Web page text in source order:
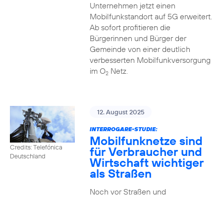
Unternehmen jetzt einen
Mobilfunkstandort auf 5G erweitert.
Ab sofort profitieren die
Bürgerinnen und Bürger der
Gemeinde von einer deutlich
verbesserten Mobilfunkversorgung
im O2Netz.
Credits: Telefónica
Deutschland
12. August 2025
INTERROGARE-STUDIE:
Mobilfunknetze sind
für Verbraucher und
Wirtschaft wichtiger
als Straßen
Noch vor Straßen und